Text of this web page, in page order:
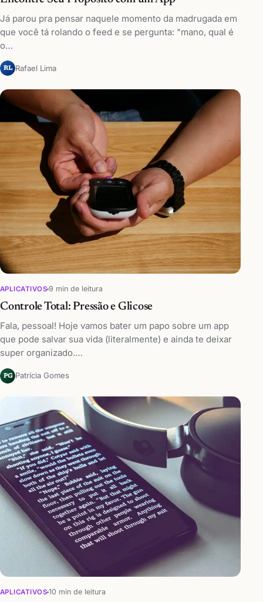
Já parou pra pensar naquele momento da madrugada em
que você tá rolando o feed e se pergunta: "mano, qual é
o…
RL Rafael Lima
APLICATIVOS 9 min de leitura
Controle Total: Pressão e Glicose
Fala, pessoal! Hoje vamos bater um papo sobre um app
que pode salvar sua vida (literalmente) e ainda te deixar
super organizado.…
PG Patrícia Gomes
APLICATIVOS 10 min de leitura